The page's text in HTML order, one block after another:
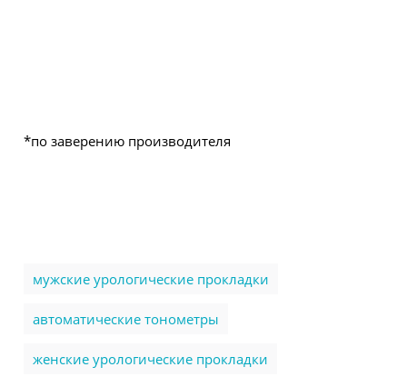
*по заверению производителя
мужские урологические прокладки
автоматические тонометры
женские урологические прокладки